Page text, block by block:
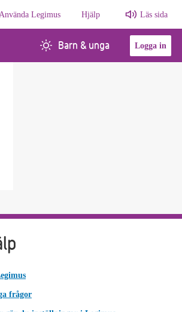
Använda Legimus Hjälp Läs sida
Barn & unga Logga in
frågor